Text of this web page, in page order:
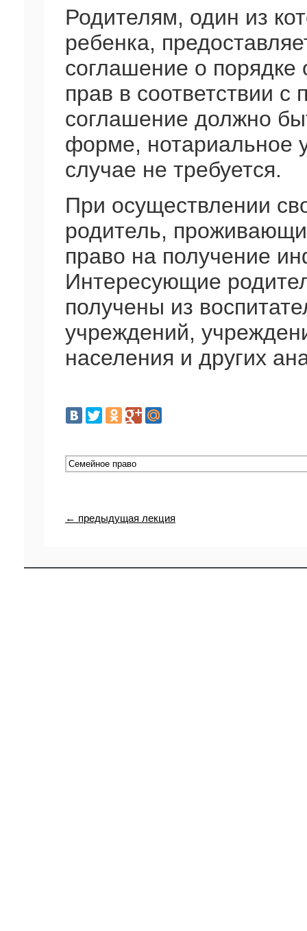
Родителям, один из
ребенка,
соглашение о порядке
прав в соответствии
соглашение должно
форме, нотариальное
случае не требуется.
При осуществлении
родитель,
право на получение
Интересующие
получены из
учреждений,
населения и других
← предыдущая лекция